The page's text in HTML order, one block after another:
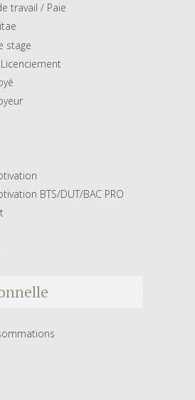
travail / Paie
stage
BTS/DUT/BAC PRO